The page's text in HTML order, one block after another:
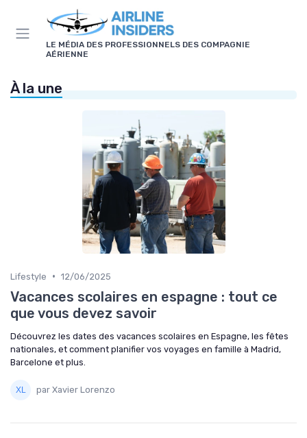
LE MÉDIA DES PROFESSIONNELS DES COMPAGNIE
AÉRIENNE
À la une
Lifestyle • 12/06/2025
Vacances scolaires en espagne : tout ce
que vous devez savoir
Découvrez les dates des vacances scolaires en Espagne, les fêtes
nationales, et comment planifier vos voyages en famille à Madrid,
Barcelone et plus.
par Xavier Lorenzo
Panneau de gestion des cookies